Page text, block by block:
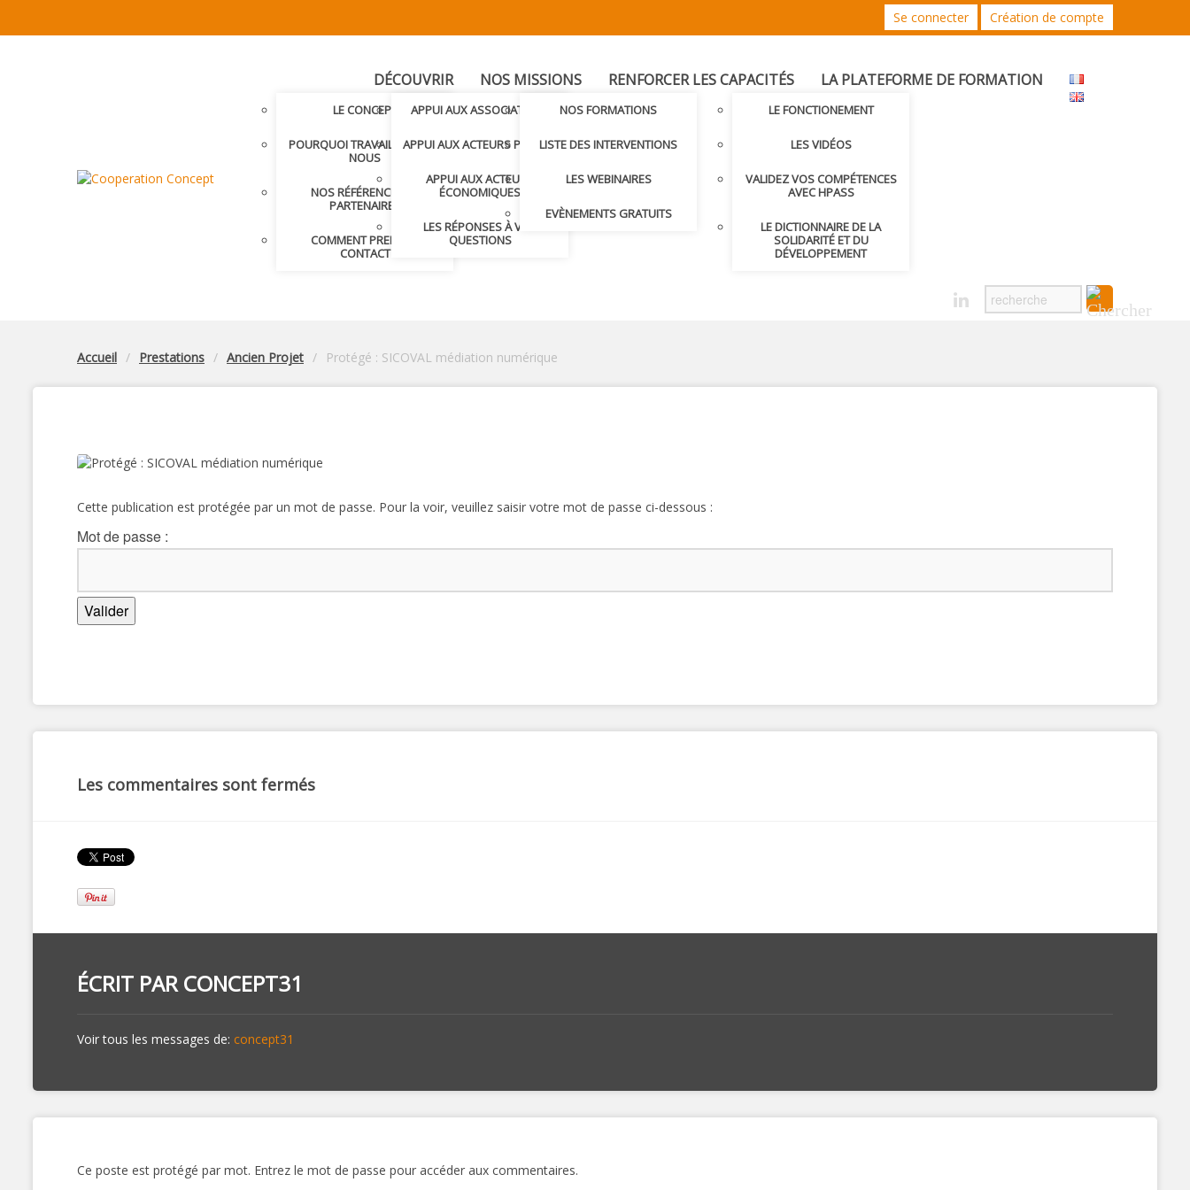
Se connecter Création de compte
DÉCOUVRIR
LE CONCEPT
POURQUOI TRAVAILLER AVEC
NOUS
NOS RÉFÉRENCES ET
PARTENAIRES
COMMENT PRENDRE
CONTACT
NOS MISSIONS
APPUI AUX ASSOCIATIONS
APPUI AUX ACTEURS PUBLICS
APPUI AUX ACTEURS
ÉCONOMIQUES
LES RÉPONSES À VOS
QUESTIONS
RENFORCER LES CAPACITÉS
NOS FORMATIONS
LISTE DES INTERVENTIONS
LES WEBINAIRES
EVÈNEMENTS GRATUITS
LA PLATEFORME DE FORMATION
LE FONCTIONEMENT
LES VIDÉOS
VALIDEZ VOS COMPÉTENCES
AVEC HPASS
LE DICTIONNAIRE DE LA
SOLIDARITÉ ET DU
DÉVELOPPEMENT
Accueil Prestations Ancien Projet Protégé : SICOVAL médiation numérique
Cette publication est protégée par un mot de passe. Pour la voir, veuillez saisir votre mot de passe ci-dessous :
Mot de passe :
Les commentaires sont fermés
ÉCRIT PARCONCEPT31
Voir tous les messages de: concept31
Ce poste est protégé par mot. Entrez le mot de passe pour accéder aux commentaires.